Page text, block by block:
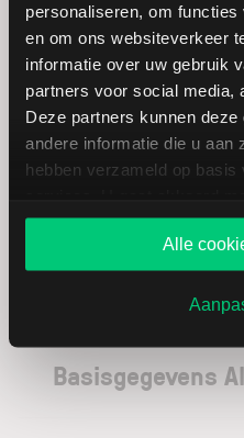
personaliseren, om
en om ons websiteverkeer
informatie over uw gebruik
partners voor social media,
Deze partners kunnen
andere informatie die u aan
hebben verzameld op
website blijft gebruiken.
Alle
Opendoor
Technologies
Heidelberger
Druckmaschinen
Basisgegevens